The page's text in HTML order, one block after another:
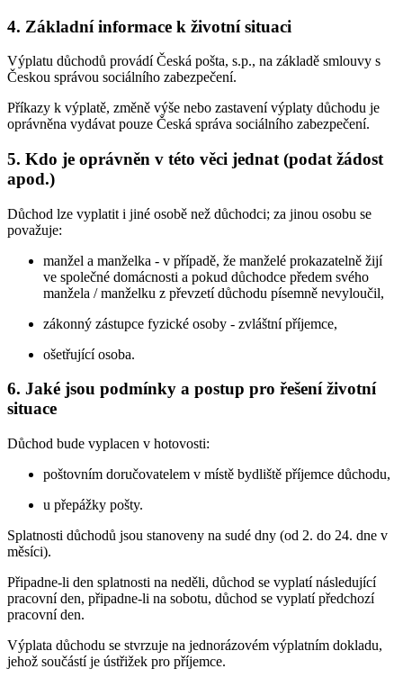
4. Základní informace k životní situaci
Výplatu důchodů provádí Česká pošta, s.p., na základě smlouvy s
Českou správou sociálního zabezpečení.
Příkazy k výplatě, změně výše nebo zastavení výplaty důchodu je
oprávněna vydávat pouze Česká správa sociálního zabezpečení.
5. Kdo je oprávněn v této věci jednat (podat žádost
apod.)
Důchod lze vyplatit i jiné osobě než důchodci; za jinou osobu se
považuje:
manžel a manželka - v případě, že manželé prokazatelně žijí
ve společné domácnosti a pokud důchodce předem svého
manžela / manželku z převzetí důchodu písemně nevyloučil,
zákonný zástupce fyzické osoby - zvláštní příjemce,
ošetřující osoba.
6. Jaké jsou podmínky a postup pro řešení životní
situace
Důchod bude vyplacen v hotovosti:
poštovním doručovatelem v místě bydliště příjemce důchodu,
u přepážky pošty.
Splatnosti důchodů jsou stanoveny na sudé dny (od 2. do 24. dne v
měsíci).
Připadne-li den splatnosti na neděli, důchod se vyplatí následující
pracovní den, připadne-li na sobotu, důchod se vyplatí předchozí
pracovní den.
Výplata důchodu se stvrzuje na jednorázovém výplatním dokladu,
jehož součástí je ústřižek pro příjemce.